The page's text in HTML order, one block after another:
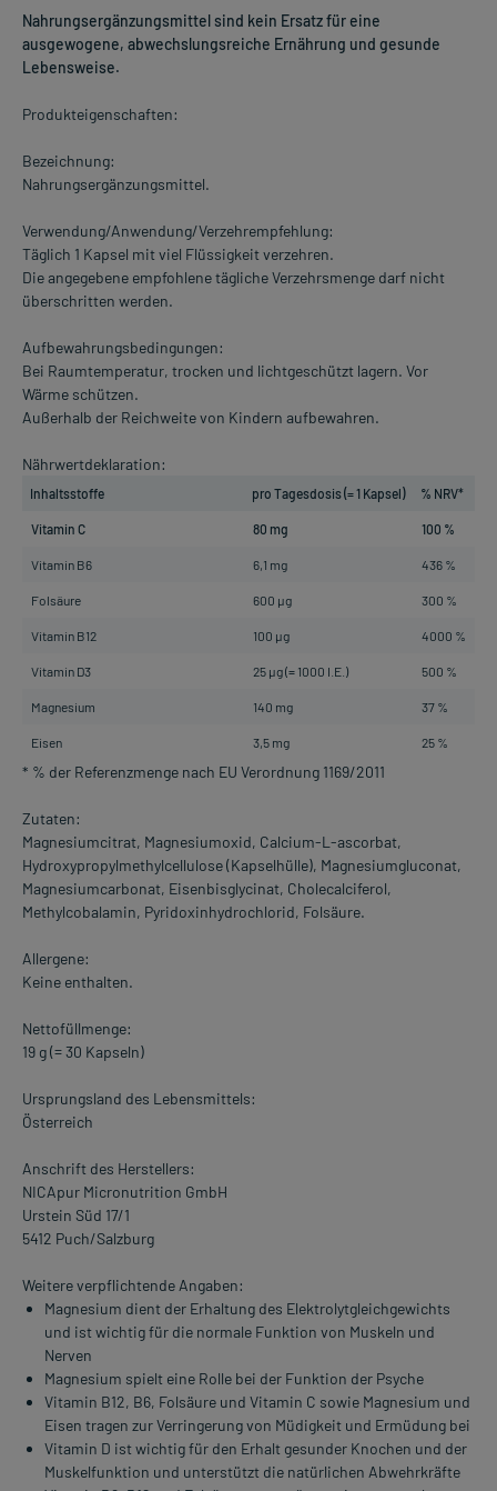
Nahrungsergänzungsmittel sind kein Ersatz für eine
ausgewogene, abwechslungsreiche Ernährung und gesunde
Lebensweise.
Produkteigenschaften:
Bezeichnung:
Nahrungsergänzungsmittel.
Verwendung/Anwendung/Verzehrempfehlung:
Täglich 1 Kapsel mit viel Flüssigkeit verzehren.
Die angegebene empfohlene tägliche Verzehrsmenge darf nicht
überschritten werden.
Aufbewahrungsbedingungen:
Bei Raumtemperatur, trocken und lichtgeschützt lagern. Vor
Wärme schützen.
Außerhalb der Reichweite von Kindern aufbewahren.
Nährwertdeklaration:
Inhaltsstoffe pro Tagesdosis (= 1 Kapsel) % NRV*
Vitamin C 80 mg 100 %
Vitamin B6 6,1 mg 436 %
Folsäure 600 µg 300 %
Vitamin B12 100 µg 4000 %
Vitamin D3 25 µg (= 1000 I.E.) 500 %
Magnesium 140 mg 37 %
Eisen 3,5 mg 25 %
* % der Referenzmenge nach EU Verordnung 1169/2011
Zutaten:
Magnesiumcitrat, Magnesiumoxid, Calcium-L-ascorbat,
Hydroxypropylmethylcellulose (Kapselhülle), Magnesiumgluconat,
Magnesiumcarbonat, Eisenbisglycinat, Cholecalciferol,
Methylcobalamin, Pyridoxinhydrochlorid, Folsäure.
Allergene:
Keine enthalten.
Nettofüllmenge:
19 g (= 30 Kapseln)
Ursprungsland des Lebensmittels:
Österreich
Anschrift des Herstellers:
NICApur Micronutrition GmbH
Urstein Süd 17/1
5412 Puch/Salzburg
Weitere verpflichtende Angaben:
Magnesium dient der Erhaltung des Elektrolytgleichgewichts
und ist wichtig für die normale Funktion von Muskeln und
Nerven
Magnesium spielt eine Rolle bei der Funktion der Psyche
Vitamin B12, B6, Folsäure und Vitamin C sowie Magnesium und
Eisen tragen zur Verringerung von Müdigkeit und Ermüdung bei
Vitamin D ist wichtig für den Erhalt gesunder Knochen und der
Muskelfunktion und unterstützt die natürlichen Abwehrkräfte